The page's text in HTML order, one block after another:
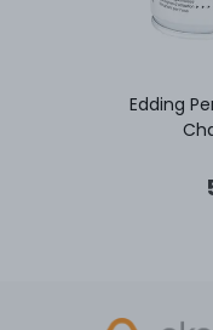
Edding